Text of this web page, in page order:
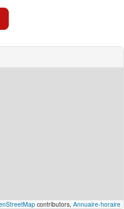
contributors, Annuaire-horaire